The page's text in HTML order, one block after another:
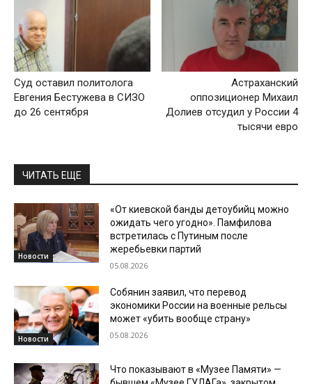
Суд оставил политолога
Евгения Бестужева в СИЗО
до 26 сентября
Астраханский
оппозиционер Михаил
Долиев отсудил у России 4
тысячи евро
ЧИТАТЬ ЕЩЕ
Новости
«От киевской банды детоубийц можно
ожидать чего угодно». Памфилова
встретилась с Путиным после
жеребьевки партий
05.08.2026
Новости
Собянин заявил, что перевод
экономики России на военные рельсы
может «убить вообще страну»
05.08.2026
Что показывают в «Музее Памяти» —